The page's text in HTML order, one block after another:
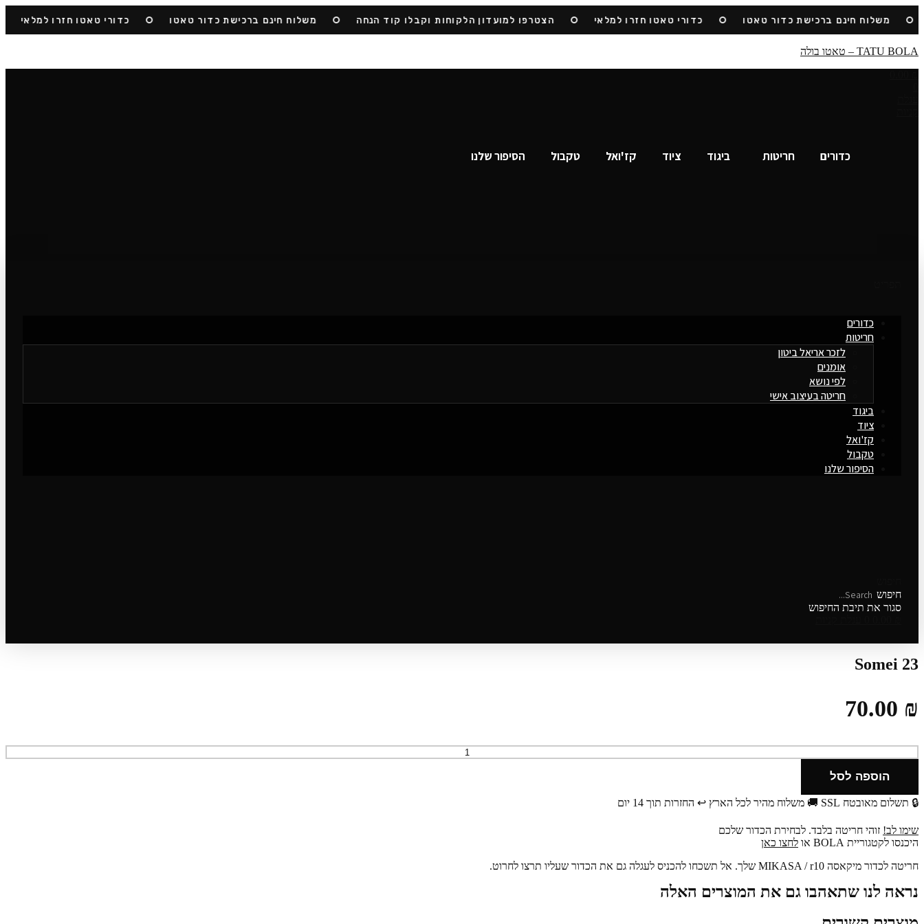
to
content
משלוח חינם ברכישת כדור טאטו כדורי טאטו חזרו למלאי משלוח חינם ברכישת כדור טאטו כדורי טאטו חזרו למלאי הצטרפו למועדון הלקוחות וקבלו קוד הנחה
TATU BOLA – טאטו בולה
כדורים חריטות ביגוד ציוד קז'ואל טקבול הסיפור שלנו
כדורים
חריטות
לזכר אריאל ביטון
אומנים
לפי נושא
חריטה בעיצוב אישי
ביגוד
ציוד
קז'ואל
טקבול
הסיפור שלנו
חיפוש
סגור את תיבת החיפוש
Somei 23
70.00 ₪
כמות
של
הוספה לסל
🔒 תשלום מאובטח SSL 🚚 משלוח מהיר לכל הארץ ↩️ החזרות תוך 14 יום
שימו לב! זוהי חריטה בלבד. לבחירת הכדור שלכם
היכנסו לקטגוריית BOLA או
לחצו כאן
חריטה לכדור מיקאסה MIKASA / r10 שלך.
אל תשכחו להכניס לעגלה גם את הכדור שעליו תרצו לחרוט.
נראה לנו שתאהבו גם את המוצרים האלה